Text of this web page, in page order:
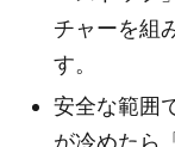
チャーを組
す。
安全な範囲
が冷めたら